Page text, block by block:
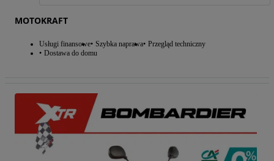
MOTOKRAFT
Usługi finansowe Szybka naprawa Przegląd techniczny
Dostawa do domu